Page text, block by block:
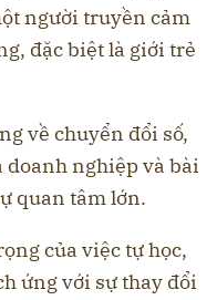
người truyền cảm
đặc biệt là giới trẻ
về chuyển đổi số,
doanh nghiệp và bài
quan tâm lớn.
của việc tự học,
ứng với sự thay đổi